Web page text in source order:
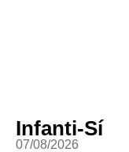
Infanti-Sí
07/08/2026